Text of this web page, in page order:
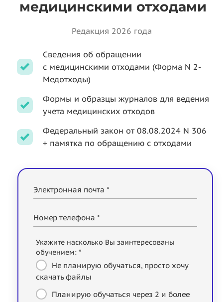
медицинскими отходами
Редакция 2026 года
Сведения об обращении
с медицинскими отходами (Форма N 2-
Медотходы)
Формы и образцы журналов для ведения
учета медицинских отходов
Федеральный закон от 08.08.2024 N 306
+ памятка по обращению с отходами
Электронная почта *
Номер телефона *
Укажите насколько Вы заинтересованы
обучением: *
Не планирую обучаться, просто хочу
скачать файлы
Планирую обучаться через 2 и более